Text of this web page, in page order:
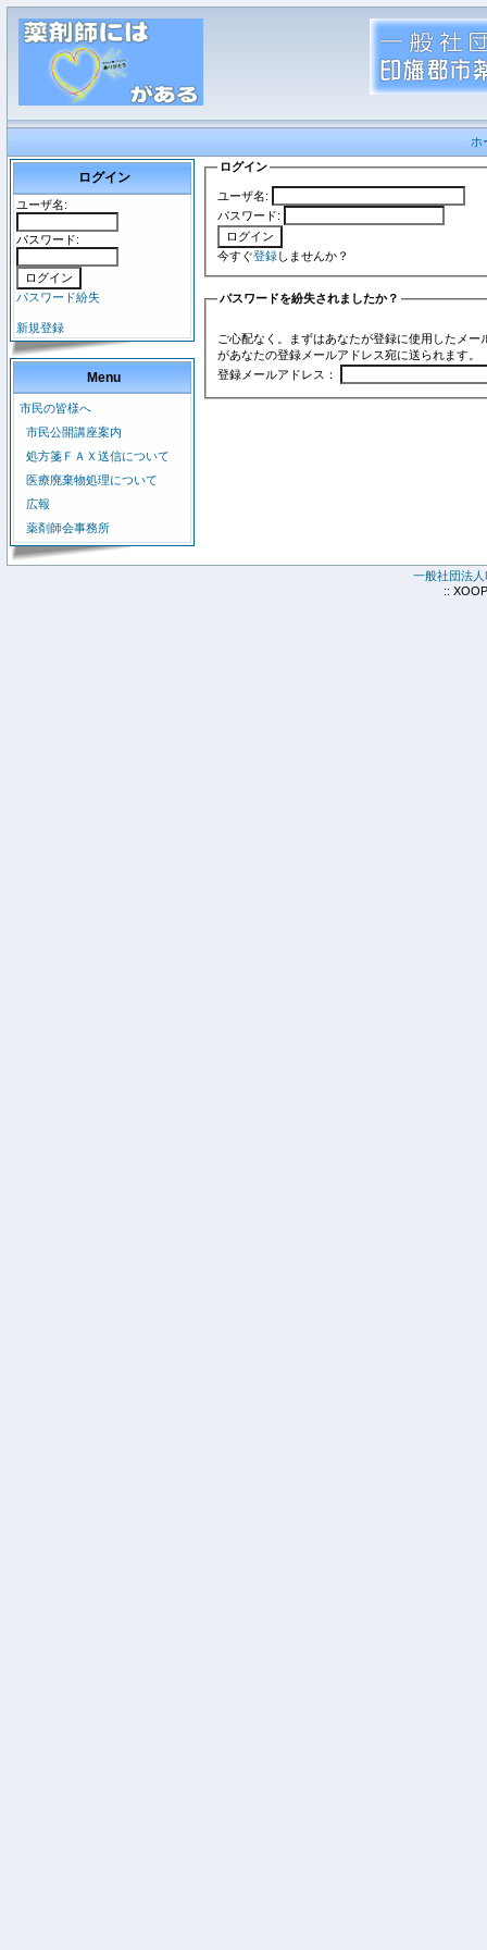
ホ
ログイン
ユーザ名:
パスワード:
パスワード紛失
新規登録
Menu
市民の皆様へ
市民公開講座案内
処方箋ＦＡＸ送信について
医療廃棄物処理について
広報
薬剤師会事務所
ログイン
ユーザ名:
パスワード:
今すぐ登録しませんか？
パスワードを紛失されましたか？
ご心配なく。まずはあなたが登録に使用したメ
があなたの登録メールアドレス宛に送られます。
登録メールアドレス：
一般社団法
::